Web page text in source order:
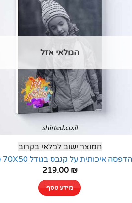
המלאי אזל
המוצר ישוב למלאי בקרוב
הדפסה איכותית על קנבס בגודל 70X50 ס"מ
219.00 ₪
מידע נוסף